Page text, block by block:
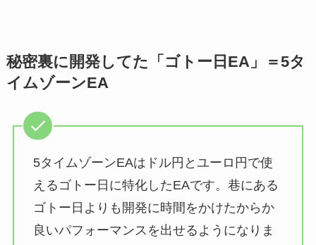
秘密裏に開発してた「ゴトー日EA」＝5タ
イムゾーンEA
5タイムゾーンEAはドル円とユーロ円で使
えるゴトー日に特化したEAです。巷にある
ゴトー日よりも開発に時間をかけたからか
良いパフォーマンスを出せるようになりま